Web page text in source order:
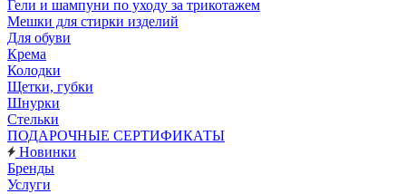
Гели и шампуни по уходу за трикотажем
Мешки для стирки изделий
Для обуви
Крема
Колодки
Щетки, губки
Шнурки
Стельки
ПОДАРОЧНЫЕ СЕРТИФИКАТЫ
Новинки
Бренды
Услуги